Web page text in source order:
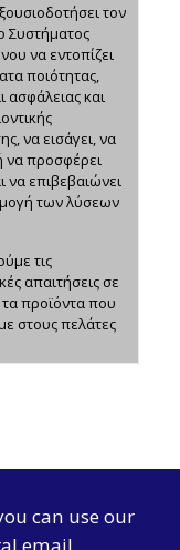
τον
Συστήματος
να εντοπίζει
ποιότητας,
ασφάλειας και
να εισάγει, να
να προσφέρει
να επιβεβαιώνει
των λύσεων
τις
απαιτήσεις σε
προϊόντα που
στους πελάτες
can use our
email